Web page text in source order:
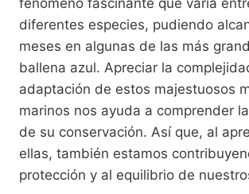
fenómeno fascinante que varía
diferentes especies, pudiendo
meses en algunas de las más
ballena azul. Apreciar la
adaptación de estos majestuosos
marinos nos ayuda a comprender
de su conservación. Así que, al
ellas, también estamos
protección y al equilibrio de